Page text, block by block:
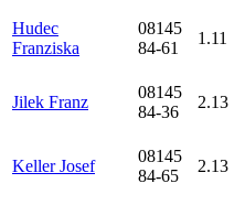
Hudec
Franziska
08145
84-61
1.11
Jilek Franz
08145
84-36
2.13
Keller Josef
08145
84-65
2.13